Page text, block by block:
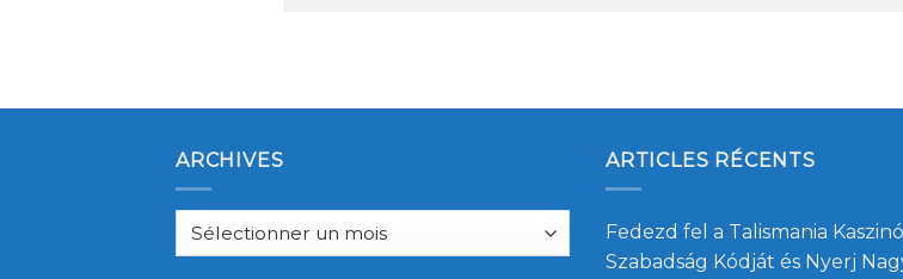
ARCHIVES
Archives
ARTICLES RÉCENTS
Fedezd fel a Talismania Kaszinó
Szabadság Kódját és Nyerj